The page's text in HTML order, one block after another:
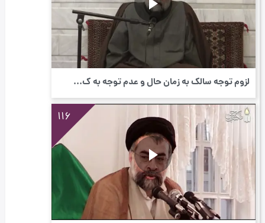
لزوم توجه سالک به زمان حال و عدم توجه به گ...
116